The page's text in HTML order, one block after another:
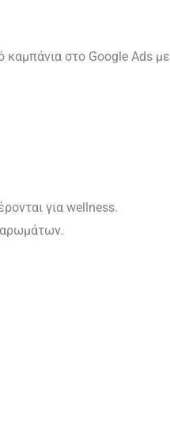
καμπάνια στο Google Ads με
για wellness.
αρωμάτων.